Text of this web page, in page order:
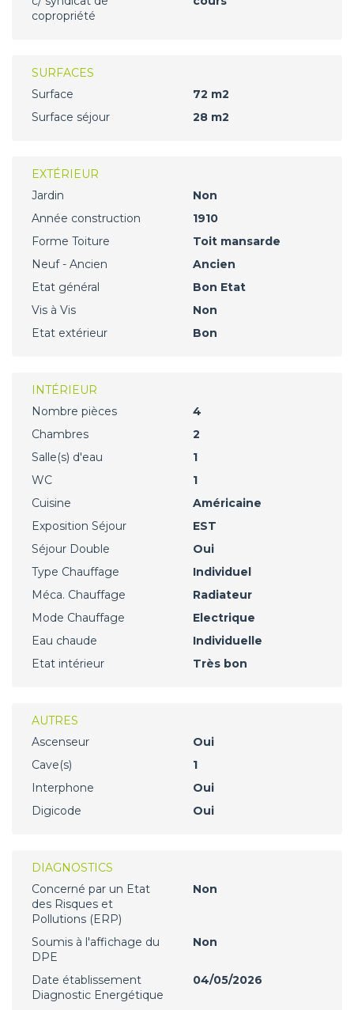
copropriété
SURFACES
Surface
72 m2
Surface séjour
28 m2
EXTÉRIEUR
Jardin
Non
Année construction
1910
Forme Toiture
Toit mansarde
Neuf - Ancien
Ancien
Etat général
Bon Etat
Vis à Vis
Non
Etat extérieur
Bon
INTÉRIEUR
Nombre pièces
4
Chambres
2
Salle(s) d'eau
1
WC
1
Cuisine
Américaine
Exposition Séjour
EST
Séjour Double
Oui
Type Chauffage
Individuel
Méca. Chauffage
Radiateur
Mode Chauffage
Electrique
Eau chaude
Individuelle
Etat intérieur
Très bon
AUTRES
Ascenseur
Oui
Cave(s)
1
Interphone
Oui
Digicode
Oui
DIAGNOSTICS
Concerné par un Etat
des Risques et
Pollutions (ERP)
Non
Soumis à l'affichage du
DPE
Non
Date établissement
Diagnostic Energétique
04/05/2026